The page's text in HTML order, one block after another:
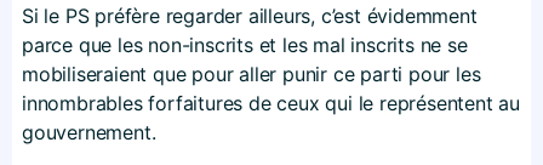
Si le PS préfère regarder ailleurs, c’est évidemment
parce que les non-inscrits et les mal inscrits ne se
mobiliseraient que pour aller punir ce parti pour les
innombrables forfaitures de ceux qui le représentent au
gouvernement.